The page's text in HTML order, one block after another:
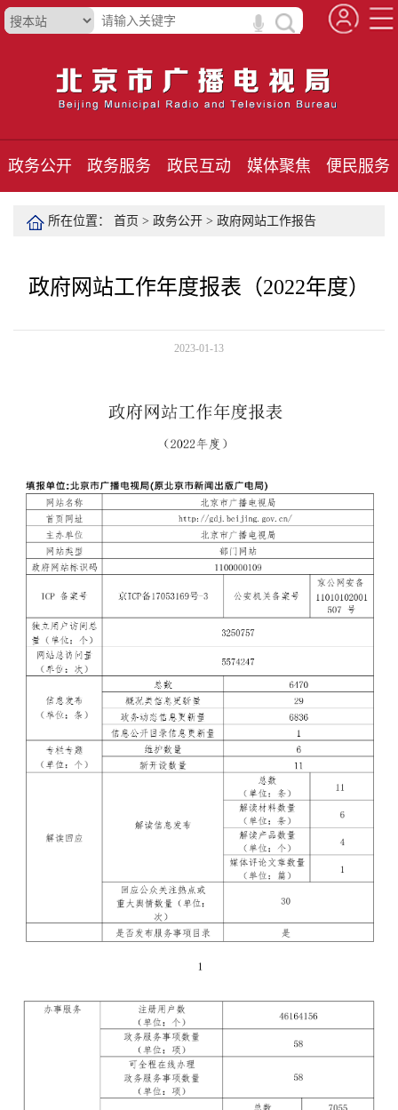
政务公开 政务服务 政民互动 媒体聚焦 便民服务
所在位置： 首页 > 政务公开 > 政府网站工作报告
政府网站工作年度报表（2022年度）
2023-01-13